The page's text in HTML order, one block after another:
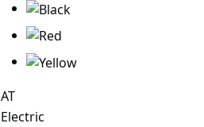
AT
Electric